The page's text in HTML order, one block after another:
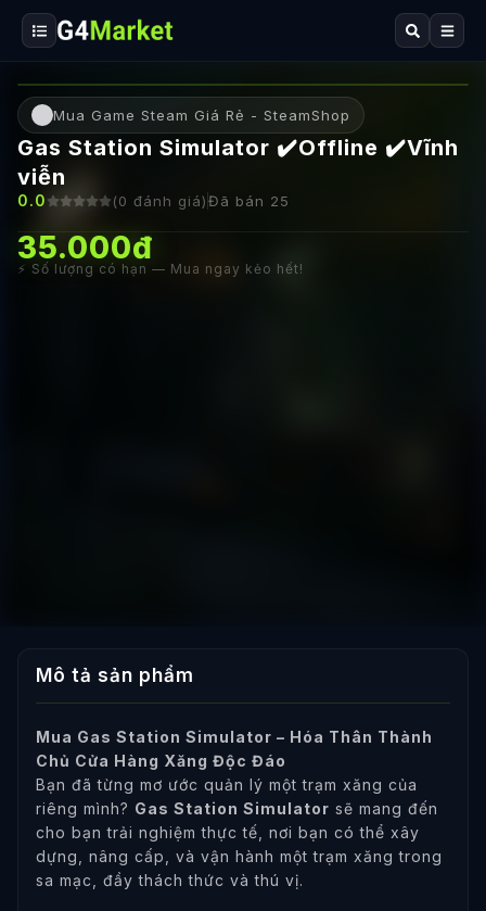
Mua Game Steam Giá Rẻ - SteamShop
Gas Station Simulator ✔️Offline ✔️Vĩnh
viễn
0.0 (0 đánh giá)Đã bán 25
35.000đ
⚡ Số lượng có hạn — Mua ngay kẻo hết!
Mô tả sản phẩm
Mua Gas Station Simulator – Hóa Thân Thành
Chủ Cửa Hàng Xăng Độc Đáo
Bạn đã từng mơ ước quản lý một trạm xăng của
riêng mình? Gas Station Simulator sẽ mang đến
cho bạn trải nghiệm thực tế, nơi bạn có thể xây
dựng, nâng cấp, và vận hành một trạm xăng trong
sa mạc, đầy thách thức và thú vị.